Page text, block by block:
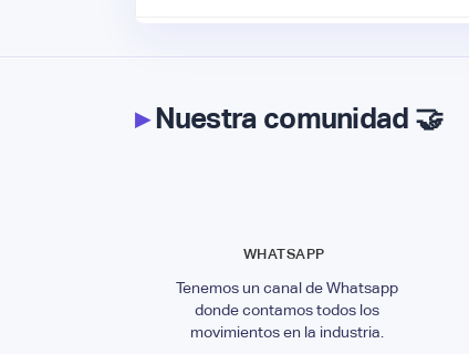
▸Nuestra comunidad 🤝
WHATSAPP
Tenemos un canal de Whatsapp
donde contamos todos los
movimientos en la industria.